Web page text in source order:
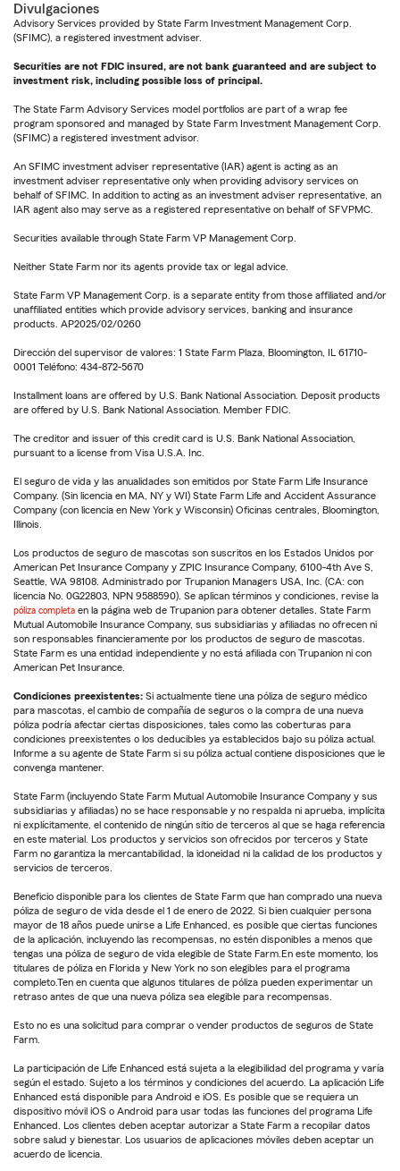
Divulgaciones
Advisory Services provided by State Farm Investment Management Corp.
(SFIMC), a registered investment adviser.
Securities are not FDIC insured, are not bank guaranteed and are subject to
investment risk, including possible loss of principal.
The State Farm Advisory Services model portfolios are part of a wrap fee
program sponsored and managed by State Farm Investment Management Corp.
(SFIMC) a registered investment advisor.
An SFIMC investment adviser representative (IAR) agent is acting as an
investment adviser representative only when providing advisory services on
behalf of SFIMC. In addition to acting as an investment adviser representative, an
IAR agent also may serve as a registered representative on behalf of SFVPMC.
Securities available through State Farm VP Management Corp.
Neither State Farm nor its agents provide tax or legal advice.
State Farm VP Management Corp. is a separate entity from those affiliated and/or
unaffiliated entities which provide advisory services, banking and insurance
products. AP2025/02/0260
Dirección del supervisor de valores: 1 State Farm Plaza, Bloomington, IL 61710-
0001 Teléfono: 434-872-5670
Installment loans are offered by U.S. Bank National Association. Deposit products
are offered by U.S. Bank National Association. Member FDIC.
The creditor and issuer of this credit card is U.S. Bank National Association,
pursuant to a license from Visa U.S.A. Inc.
El seguro de vida y las anualidades son emitidos por State Farm Life Insurance
Company. (Sin licencia en MA, NY y WI) State Farm Life and Accident Assurance
Company (con licencia en New York y Wisconsin) Oficinas centrales, Bloomington,
Illinois.
Los productos de seguro de mascotas son suscritos en los Estados Unidos por
American Pet Insurance Company y ZPIC Insurance Company, 6100-4th Ave S,
Seattle, WA 98108. Administrado por Trupanion Managers USA, Inc. (CA: con
licencia No. 0G22803, NPN 9588590). Se aplican términos y condiciones, revise la
póliza completa en la página web de Trupanion para obtener detalles. State Farm
Mutual Automobile Insurance Company, sus subsidiarias y afiliadas no ofrecen ni
son responsables financieramente por los productos de seguro de mascotas.
State Farm es una entidad independiente y no está afiliada con Trupanion ni con
American Pet Insurance.
Condiciones preexistentes: Si actualmente tiene una póliza de seguro médico
para mascotas, el cambio de compañía de seguros o la compra de una nueva
póliza podría afectar ciertas disposiciones, tales como las coberturas para
condiciones preexistentes o los deducibles ya establecidos bajo su póliza actual.
Informe a su agente de State Farm si su póliza actual contiene disposiciones que le
convenga mantener.
State Farm (incluyendo State Farm Mutual Automobile Insurance Company y sus
subsidiarias y afiliadas) no se hace responsable y no respalda ni aprueba, implícita
ni explícitamente, el contenido de ningún sitio de terceros al que se haga referencia
en este material. Los productos y servicios son ofrecidos por terceros y State
Farm no garantiza la mercantabilidad, la idoneidad ni la calidad de los productos y
servicios de terceros.
Beneficio disponible para los clientes de State Farm que han comprado una nueva
póliza de seguro de vida desde el 1 de enero de 2022. Si bien cualquier persona
mayor de 18 años puede unirse a Life Enhanced, es posible que ciertas funciones
de la aplicación, incluyendo las recompensas, no estén disponibles a menos que
tengas una póliza de seguro de vida elegible de State Farm.En este momento, los
titulares de póliza en Florida y New York no son elegibles para el programa
completo.Ten en cuenta que algunos titulares de póliza pueden experimentar un
retraso antes de que una nueva póliza sea elegible para recompensas.
Esto no es una solicitud para comprar o vender productos de seguros de State
Farm.
La participación de Life Enhanced está sujeta a la elegibilidad del programa y varía
según el estado. Sujeto a los términos y condiciones del acuerdo. La aplicación Life
Enhanced está disponible para Android e iOS. Es posible que se requiera un
dispositivo móvil iOS o Android para usar todas las funciones del programa Life
Enhanced. Los clientes deben aceptar autorizar a State Farm a recopilar datos
sobre salud y bienestar. Los usuarios de aplicaciones móviles deben aceptar un
acuerdo de licencia.